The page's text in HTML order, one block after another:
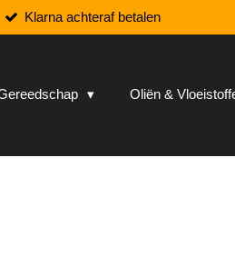
Klarna achteraf betalen
Oliën &